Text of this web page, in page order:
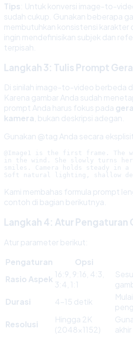
Tips: Untuk konversi image-to-
sudah cukup. Gunakan beberapa
membutuhkan konsistensi karakter
ingin mendefinisikan subjek dan
terpisah.
Langkah 3: Tulis Prompt
Di sinilah image-to-video berbeda
Karena gambar Anda sudah
prompt Anda harus fokus pada
kamera, bukan deskripsi adegan.
Gunakan @tag Anda secara
@Image1 is the first frame. The
in the wind. She slowly turns
smiles. Camera holds steady in a
Kami membahas formula prompt
contoh di bagian berikutnya.
Langkah 4: Atur Pengaturan
Atur parameter berikut:
Pengaturan
Opsi
Rasio Aspek 16:9, 9:16, 4:3,
3:4, 1:1
Durasi
4-15 detik
Resolusi
Hingga 2K
(2048x1152)
akhir